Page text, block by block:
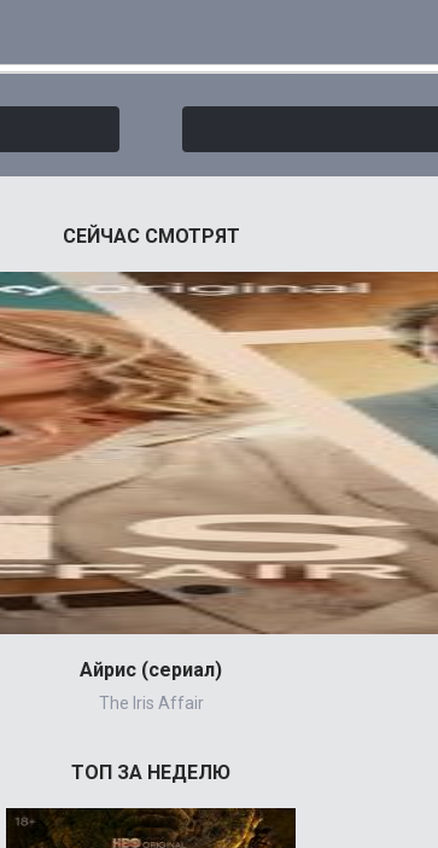
СЕЙЧАС СМОТРЯТ
Айрис (сериал)
The Iris Affair
ТОП ЗА НЕДЕЛЮ